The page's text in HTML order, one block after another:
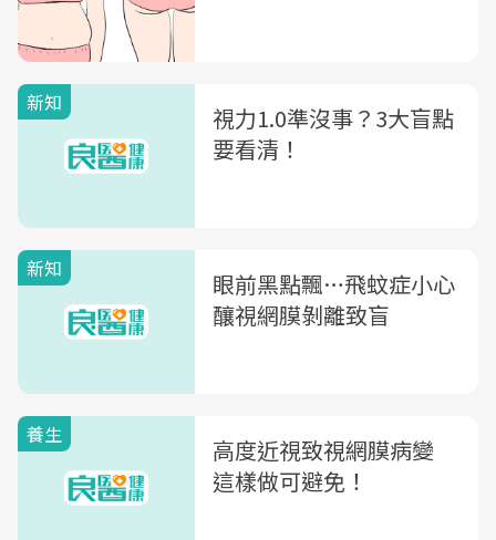
新知
視力1.0準沒事？3大盲點
要看清！
新知
眼前黑點飄…飛蚊症小心
釀視網膜剝離致盲
養生
高度近視致視網膜病變
這樣做可避免！